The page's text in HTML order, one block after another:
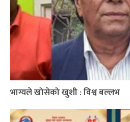
भाग्यले खोसेको खुशी : विश्व बल्लभ